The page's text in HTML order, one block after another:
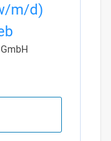
m/d)